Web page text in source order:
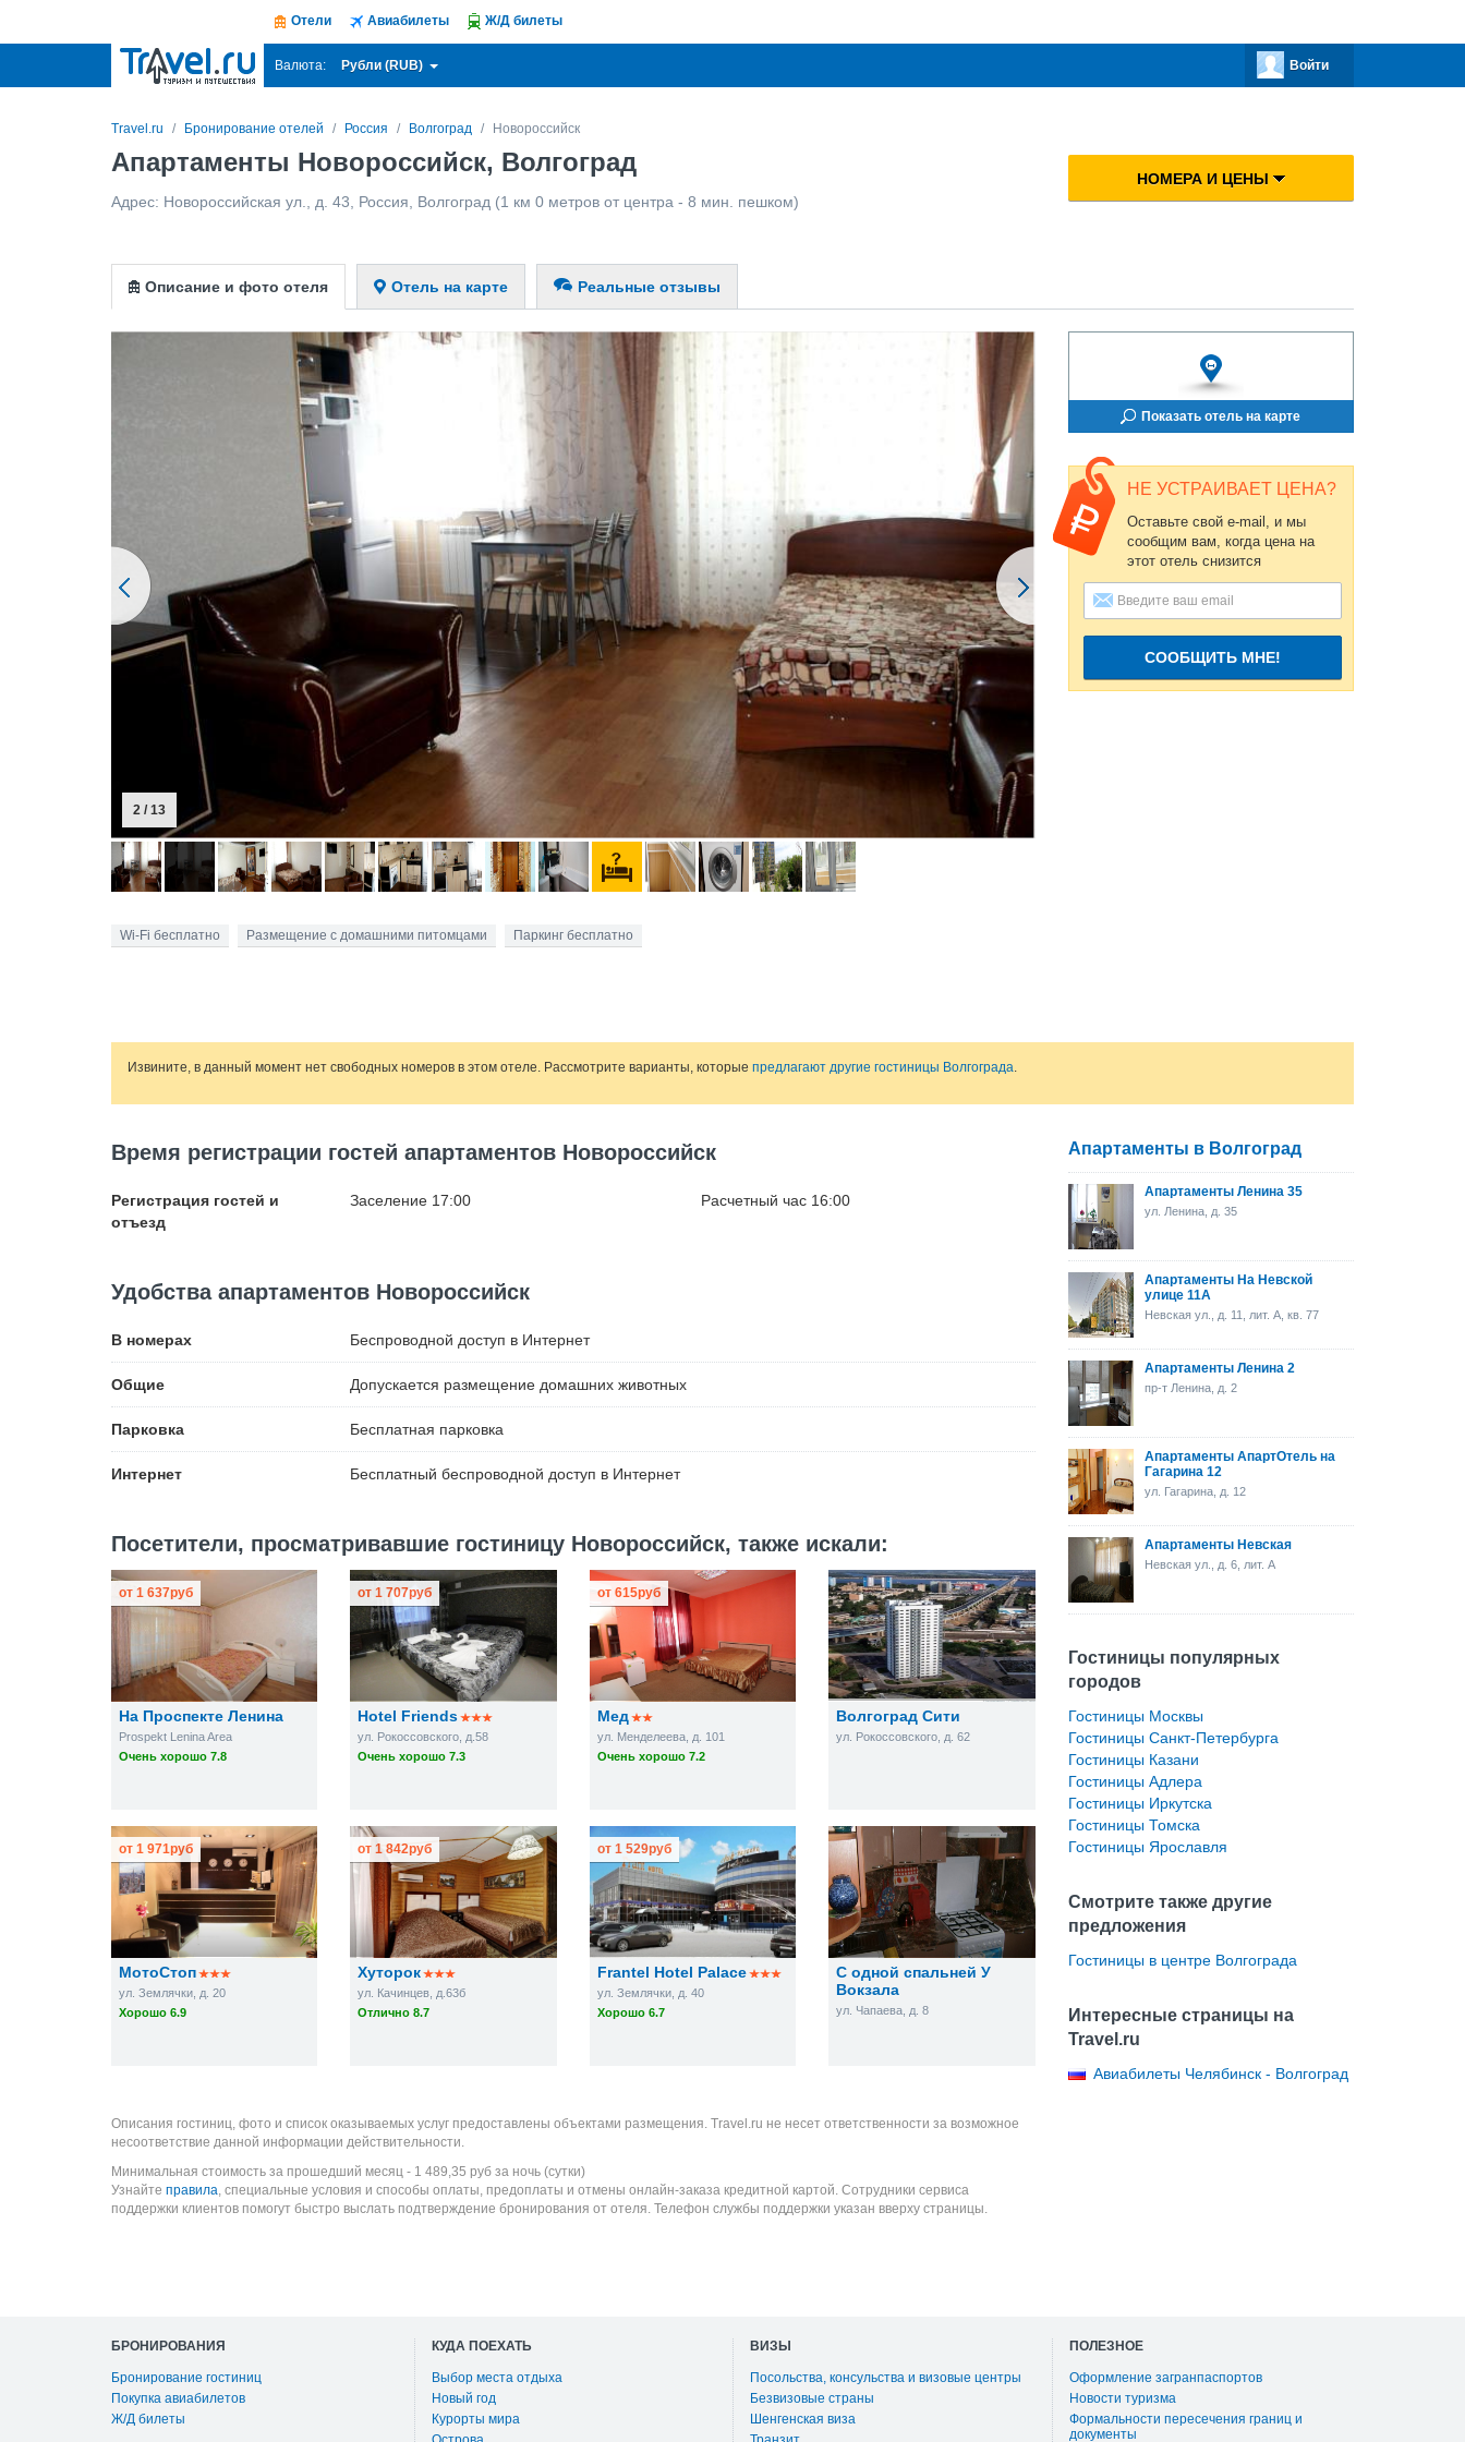
Отели Авиабилеты Ж/Д билеты
Валюта: Рубли (RUB) Войти
Travel.ru Бронирование отелей Россия Волгоград Новороссийск
Апартаменты Новороссийск, Волгоград
Адрес: Новороссийская ул., д. 43 Россия Волгоград (1 км 0 метров от центра - 8 мин. пешком)
НОМЕРА И ЦЕНЫ
Описание и фото отеля Отель на карте Реальные отзывы
2 / 13
Wi-Fi бесплатно Размещение с домашними питомцами Паркинг бесплатно
Показать отель на карте
НЕ УСТРАИВАЕТ ЦЕНА?
Оставьте свой e-mail, и мы
сообщим вам, когда цена на
этот отель снизится
СООБЩИТЬ МНЕ!
Извините, в данный момент нет свободных номеров в этом отеле. Рассмотрите варианты, которые предлагают другие гостиницы Волгограда.
Время регистрации гостей апартаментов Новороссийск
Регистрация гостей и
отъезд
Заселение 17:00 Расчетный час 16:00
Удобства апартаментов Новороссийск
В номерах Беспроводной доступ в Интернет
Общие Допускается размещение домашних животных
Парковка Бесплатная парковка
Интернет Бесплатный беспроводной доступ в Интернет
Посетители, просматривавшие гостиницу Новороссийск, также искали:
На Проспекте Ленина
Prospekt Lenina Area
Очень хорошо 7.8
от 1 637руб
Hotel Friends
ул. Рокоссовского, д.58
Очень хорошо 7.3
от1 707руб
Мед
ул. Менделеева, д. 101
Очень хорошо 7.2
от 615руб
Волгоград Сити
ул. Рокоссовского, д. 62
МотоСтоп
ул. Землячки, д. 20
Хорошо 6.9
от 1 971руб
Хуторок
ул. Качинцев, д.63б
Отлично 8.7
от1 842руб
Frantel Hotel Palace
ул. Землячки, д. 40
Хорошо 6.7
от 1 529руб
С одной спальней У
Вокзала
ул. Чапаева, д. 8
Описания гостиниц, фото и список оказываемых услуг предоставлены объектами размещения. Travel.ru не несет ответственности за возможное
несоответствие данной информации действительности.
Минимальная стоимость за прошедший месяц - 1 489,35 руб за ночь (сутки)
Узнайте правила, специальные условия и способы оплаты, предоплаты и отмены онлайн-заказа кредитной картой. Сотрудники сервиса
поддержки клиентов помогут быстро выслать подтверждение бронирования от отеля. Телефон службы поддержки указан вверху страницы.
Апартаменты в Волгоград
Апартаменты Ленина 35
ул. Ленина, д. 35
Апартаменты На Невской
улице 11А
Невская ул., д. 11, лит. А, кв. 77
Апартаменты Ленина 2
пр-т Ленина, д. 2
Апартаменты АпартОтель на
Гагарина 12
ул. Гагарина, д. 12
Апартаменты Невская
Невская ул., д. 6, лит. А
Гостиницы популярных
городов
Гостиницы Москвы
Гостиницы Санкт-Петербурга
Гостиницы Казани
Гостиницы Адлера
Гостиницы Иркутска
Гостиницы Томска
Гостиницы Ярославля
Смотрите также другие
предложения
Гостиницы в центре Волгограда
Интересные страницы на
Travel.ru
Авиабилеты Челябинск - Волгоград
БРОНИРОВАНИЯ
Бронирование гостиниц
Покупка авиабилетов
Ж/Д билеты
КУДА ПОЕХАТЬ
Выбор места отдыха
Новый год
Курорты мира
ВИЗЫ
Посольства, консульства и визовые центры
Безвизовые страны
Шенгенская виза
ПОЛЕЗНОЕ
Оформление загранпаспортов
Новости туризма
Формальности пересечения границ и
документы